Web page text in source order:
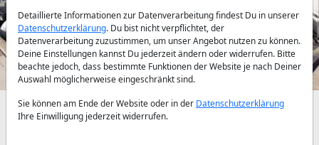
Verfügbarkeiten und Tagespreise nach Absprache
Detaillierte Informationen zur Datenverarbeitung findest Du in unserer
Datenschutzerklärung. Du bist nicht verpflichtet, der
Datenverarbeitung zuzustimmen, um unser Angebot nutzen zu können.
Deine Einstellungen kannst Du jederzeit ändern oder widerrufen. Bitte
beachte jedoch, dass bestimmte Funktionen der Website je nach Deiner
Auswahl möglicherweise eingeschränkt sind.
Sie können am Ende der Website oder in der Datenschutzerklärung
Ihre Einwilligung jederzeit widerrufen.